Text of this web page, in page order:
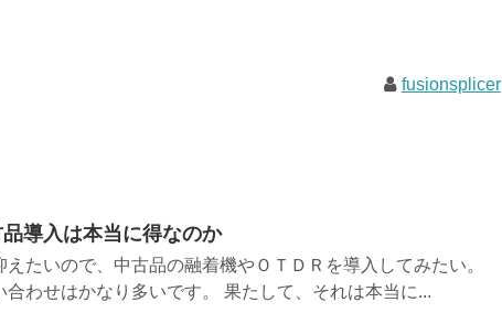
fusionsplicer
導入は本当に得なのか
えたいので、中古品の融着機やＯＴＤＲを導入してみたい。
合わせはかなり多いです。 果たして、それは本当に...